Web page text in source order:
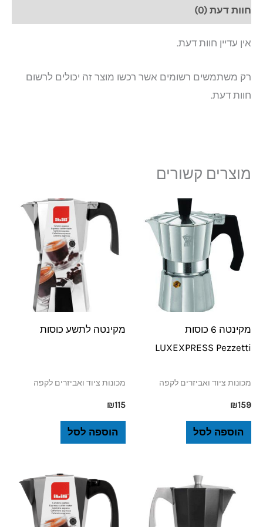
חוות דעת (0)
אין עדיין חוות דעת.
רק משתמשים רשומים אשר רכשו מוצר זה יכולים לרשום
חוות דעת.
מוצרים קשורים
מקינטה 6 כוסות
LUXEXPRESS Pezzetti
מכונות ציוד ואביזרים לקפה
₪159
הוספה לסל
מקינטה לתשע כוסות
מכונות ציוד ואביזרים לקפה
₪115
הוספה לסל